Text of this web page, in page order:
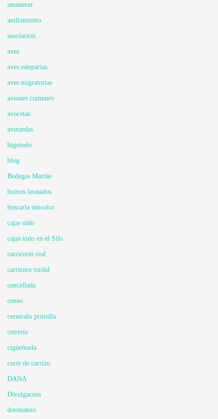
amanecer
anillamiento
asociacion
aves
aves esteparias
aves migratorias
aviones comunes
avocetas
avutardas
bigotudo
blog
Bodegas Martúe
buitres leonados
buscarla unicolor
cajas nido
cajas nido en el Silo
carricerín real
carricero tordal
cencellada
censo
cernicalo primilla
cetrería
cigüeñuela
corte de carrizo
DANA
Divulgación
dormidero